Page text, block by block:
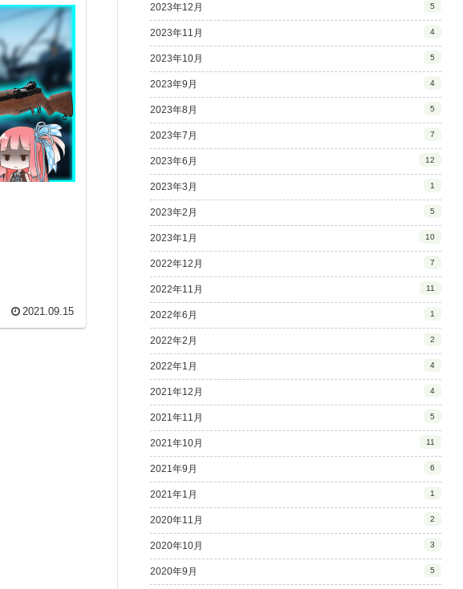
2021.09.15
2023年12月 5
2023年11月 4
2023年10月 5
2023年9月 4
2023年8月 5
2023年7月 7
2023年6月 12
2023年3月 1
2023年2月 5
2023年1月 10
2022年12月 7
2022年11月 11
2022年6月 1
2022年2月 2
2022年1月 4
2021年12月 4
2021年11月 5
2021年10月 11
2021年9月 6
2021年1月 1
2020年11月 2
2020年10月 3
2020年9月 5